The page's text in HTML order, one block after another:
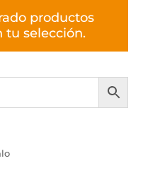
productos
tu selección.